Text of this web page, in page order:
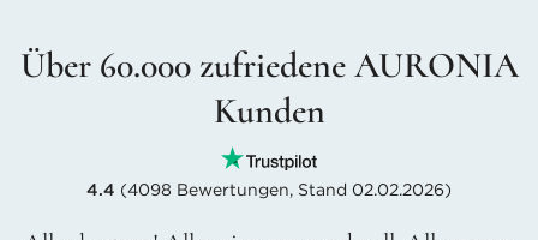
Über 60.000 zufriedene AURONIA
Kunden
4.4 (4098 Bewertungen, Stand 02.02.2026)